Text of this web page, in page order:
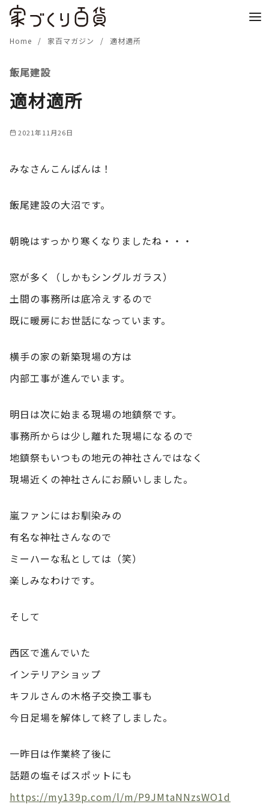
Home 家百マガジン 適材適所
飯尾建設
適材適所
2021年11月26日
みなさんこんばんは！
飯尾建設の大沼です。
朝晩はすっかり寒くなりましたね・・・
窓が多く（しかもシングルガラス）
土間の事務所は底冷えするので
既に暖房にお世話になっています。
横手の家の新築現場の方は
内部工事が進んでいます。
明日は次に始まる現場の地鎮祭です。
事務所からは少し離れた現場になるので
地鎮祭もいつもの地元の神社さんではなく
現場近くの神社さんにお願いしました。
嵐ファンにはお馴染みの
有名な神社さんなので
ミーハーな私としては（笑）
楽しみなわけです。
そして
西区で進んでいた
インテリアショップ
キフルさんの木格子交換工事も
今日足場を解体して終了しました。
一昨日は作業終了後に
話題の塩そばスポットにも
https://my139p.com/l/m/P9JMtaNNzsWO1d